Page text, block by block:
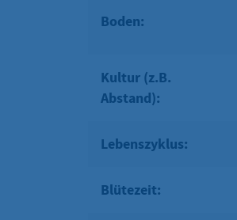
Boden:
Kultur (z.B.
Abstand):
Lebenszyklus:
Blütezeit: